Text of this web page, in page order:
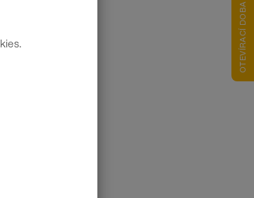
OTEVÍRACÍ DOBA